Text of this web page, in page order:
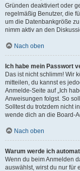
Gründen deaktiviert oder
regelmäßig Benutzer, die
um die Datenbankgröße
nimm aktiv an den
Nach oben
Ich habe mein Passwort
Das ist nicht schlimm! Wir
mitteilen, du kannst es
Anmelde-Seite auf „Ich
Anweisungen folgst. So
Solltest du trotzdem nicht
wende dich an die Board-
Nach oben
Warum werde ich
Wenn du beim Anmelden
auswählst, wirst du nur für